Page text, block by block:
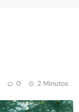
0 2 Minutos